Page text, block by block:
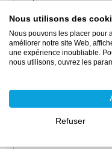
et le top coat
Durée de
de 10 ans
Délai de livraison: La
livrées depuis stock (1
Ajout:
Topcoat et gelcoat
Résine de
Moulages solides 1
Nous utilisons des
Nous pouvons les placer pour
améliorer notre site Web,
une expérience inoubliable.
nous utilisons, ouvrez les
Refuser